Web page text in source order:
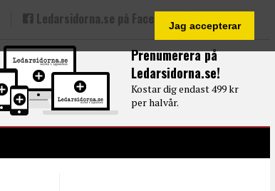
Jag accepterar
Prenumerera på
Ledarsidorna.se!
Kostar dig endast 499 kr
per halvår.
Ledarsidorna.se på Facebook